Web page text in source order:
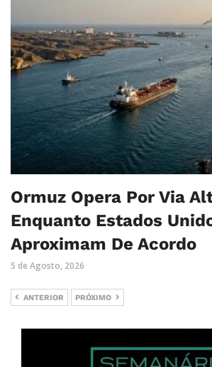
Ormuz Opera Por Via
Enquanto Estados
Aproximam De Acordo
5 de Agosto, 2026
ANTERIOR PRÓXIMO